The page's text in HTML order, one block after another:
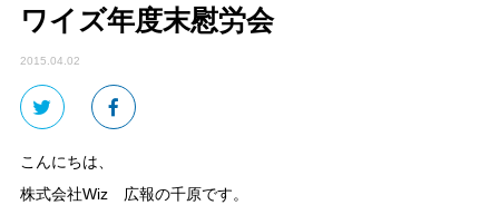
ワイズ年度末慰労会
2015.04.02
こんにちは、
株式会社Wiz 広報の千原です。